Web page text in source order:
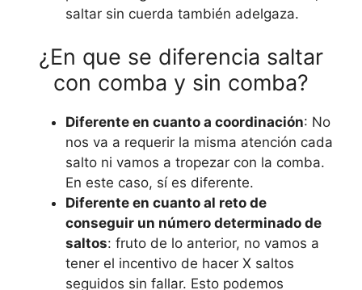
saltar sin cuerda también adelgaza.
¿En que se diferencia saltar
con comba y sin comba?
Diferente en cuanto a coordinación: No
nos va a requerir la misma atención cada
salto ni vamos a tropezar con la comba.
En este caso, sí es diferente.
Diferente en cuanto al reto de
conseguir un número determinado de
saltos: fruto de lo anterior, no vamos a
tener el incentivo de hacer X saltos
seguidos sin fallar. Esto podemos